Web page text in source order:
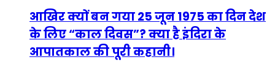
आखिर क्यों बन गया 25 जून 1975 का दिन देश
के लिए “काल दिवस”? क्या है इंदिरा के
आपातकाल की पूरी कहानी।